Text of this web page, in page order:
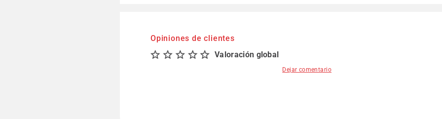
Opiniones de clientes
Valoración global
Dejar comentario